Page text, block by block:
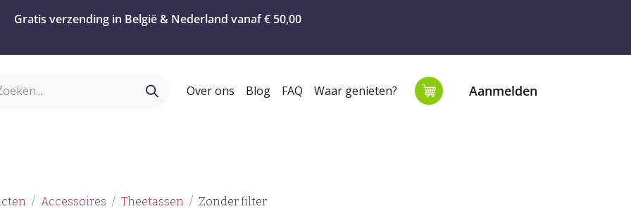
Gratis verzending in België & Nederland vanaf € 50,00
Over ons Blog FAQ Waar genieten? Aanmelden
Accessoires Theetassen Zonder filter